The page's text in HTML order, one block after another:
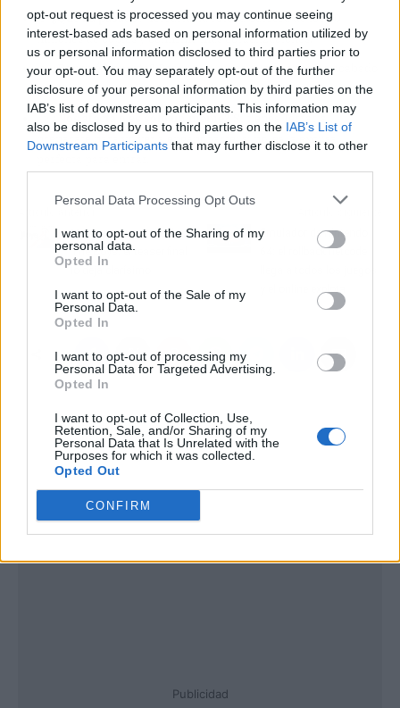
opt-out request is processed you may continue seeing
interest-based ads based on personal information utilized by
us or personal information disclosed to third parties prior to
your opt-out. You may separately opt-out of the further
disclosure of your personal information by third parties on the
IAB’s list of downstream participants. This information may
also be disclosed by us to third parties on the IAB’s List of
Downstream Participants that may further disclose it to other
Personal Data Processing Opt Outs
I want to opt-out of the Sharing of my
personal data.
Opted In
I want to opt-out of the Sale of my
Personal Data.
Opted In
I want to opt-out of processing my
Personal Data for Targeted Advertising.
Opted In
I want to opt-out of Collection, Use,
Retention, Sale, and/or Sharing of my
Personal Data that Is Unrelated with the
Purposes for which it was collected.
Opted Out
CONFIRM
🎯¿Qué ha pasado?Terraria ha roto la barrera de los 70
millones de copias y confirma más actualizaciones.
🔥¿Por qué importa? Porque un juego que se suponía acabado
va a recibir crossplay y seguirá dando guerra tras 15 años.
¿Nos afecta o es solo un meme?
prepárate para volver a engancharte; si no, es la excusa
Muere un personaje de
The Boys: el teaser final
Emulador de Nintendo
64: el rollback netcode
y el online explota
Publicidad